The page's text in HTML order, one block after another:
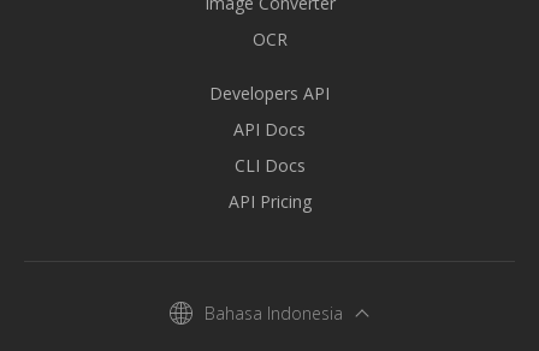
OCR
Developers API
API Docs
CLI Docs
API Pricing
Bahasa Indonesia